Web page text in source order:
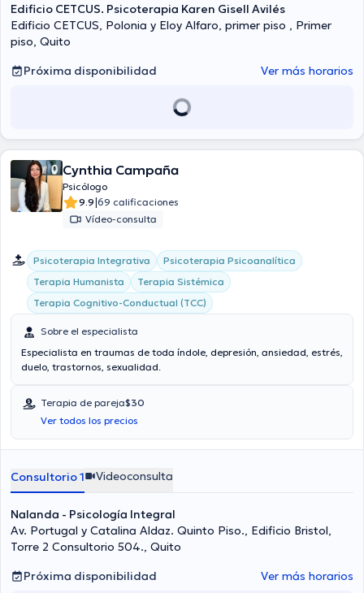
Edificio CETCUS. Psicoterapia Karen Gisell Avilés
Edificio CETCUS, Polonia y Eloy Alfaro, primer piso , Primer
piso, Quito
Próxima disponibilidad
Ver más horarios
Cynthia Campaña
Psicólogo
9.9|69 calificaciones
Vídeo-consulta
Psicoterapia Integrativa
Psicoterapia Psicoanalítica
Terapia Humanista
Terapia Sistémica
Terapia Cognitivo-Conductual (TCC)
Sobre el especialista
Especialista en traumas de toda índole, depresión, ansiedad, estrés,
duelo, trastornos, sexualidad.
Terapia de pareja$30
Ver todos los precios
Consultorio 1 Videoconsulta
Nalanda - Psicología Integral
Av. Portugal y Catalina Aldaz. Quinto Piso., Edificio Bristol,
Torre 2 Consultorio 504., Quito
Próxima disponibilidad
Ver más horarios